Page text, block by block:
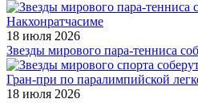
18 июля 2026
Звезды мирового пара-тенниса
18 июля 2026